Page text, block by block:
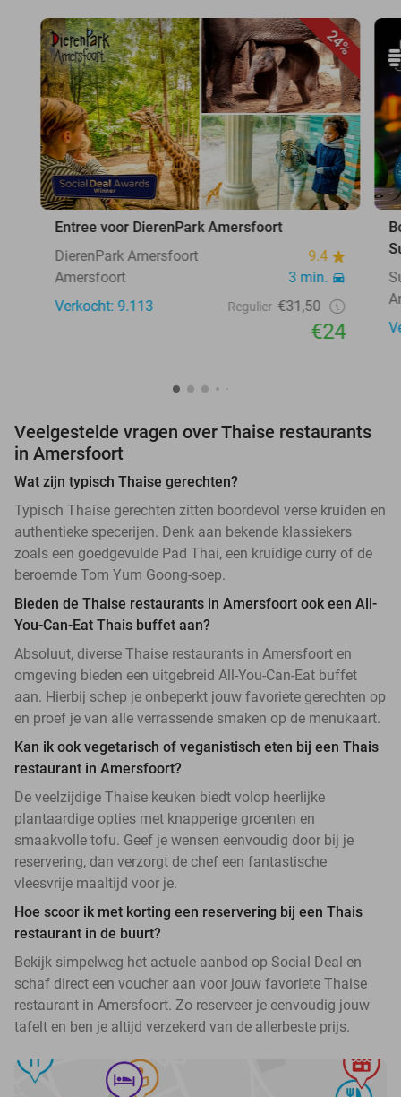
24%
Entree voor DierenPark Amersfoort
DierenPark Amersfoort
9.4
Amersfoort
3 min.
Verkocht: 9.113
Regulier €31,50
€24
Veelgestelde vragen over Thaise restaurants
in Amersfoort
Wat zijn typisch Thaise gerechten?
Typisch Thaise gerechten zitten boordevol verse kruiden en
authentieke specerijen. Denk aan bekende klassiekers
zoals een goedgevulde Pad Thai, een kruidige curry of de
beroemde Tom Yum Goong-soep.
Bieden de Thaise restaurants in Amersfoort ook een All-
You-Can-Eat Thais buffet aan?
Absoluut, diverse Thaise restaurants in Amersfoort en
omgeving bieden een uitgebreid All-You-Can-Eat buffet
aan. Hierbij schep je onbeperkt jouw favoriete gerechten op
en proef je van alle verrassende smaken op de menukaart.
Kan ik ook vegetarisch of veganistisch eten bij een Thais
restaurant in Amersfoort?
De veelzijdige Thaise keuken biedt volop heerlijke
plantaardige opties met knapperige groenten en
smaakvolle tofu. Geef je wensen eenvoudig door bij je
reservering, dan verzorgt de chef een fantastische
vleesvrije maaltijd voor je.
Hoe scoor ik met korting een reservering bij een Thais
restaurant in de buurt?
Bekijk simpelweg het actuele aanbod op Social Deal en
schaf direct een voucher aan voor jouw favoriete Thaise
restaurant in Amersfoort. Zo reserveer je eenvoudig jouw
tafelt en ben je altijd verzekerd van de allerbeste prijs.